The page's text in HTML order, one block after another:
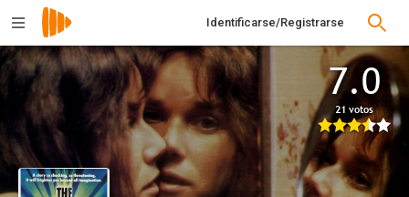
Identificarse/Registrarse
7.0
21 votos